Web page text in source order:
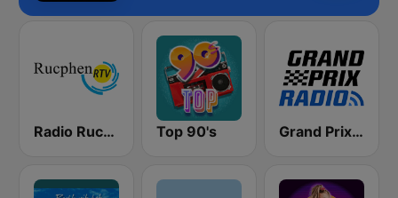
Radio Rucphen Top 90's Grand Prix Radio BE